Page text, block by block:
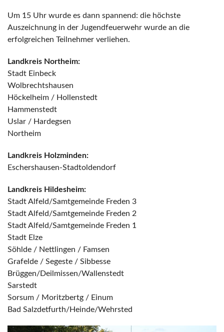
Um 15 Uhr wurde es dann spannend: die höchste
Auszeichnung in der Jugendfeuerwehr wurde an die
erfolgreichen Teilnehmer verliehen.
Landkreis Northeim:
Stadt Einbeck
Wolbrechtshausen
Höckelheim / Hollenstedt
Hammenstedt
Uslar / Hardegsen
Northeim
Landkreis Holzminden:
Eschershausen-Stadtoldendorf
Landkreis Hildesheim:
Stadt Alfeld/Samtgemeinde Freden 3
Stadt Alfeld/Samtgemeinde Freden 2
Stadt Alfeld/Samtgemeinde Freden 1
Stadt Elze
Söhlde / Nettlingen / Famsen
Grafelde / Segeste / Sibbesse
Brüggen/Deilmissen/Wallenstedt
Sarstedt
Sorsum / Moritzbertg / Einum
Bad Salzdetfurth/Heinde/Wehrsted